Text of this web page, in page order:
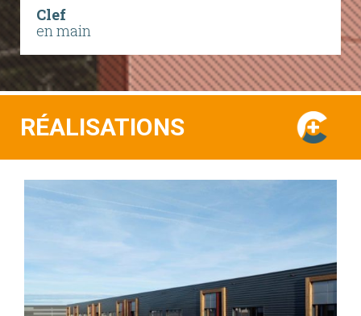
Clef
en main
RÉALISATIONS